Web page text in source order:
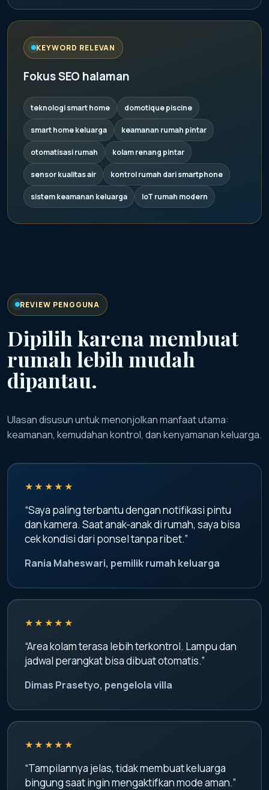
KEYWORD RELEVAN
Fokus SEO halaman
teknologi smart home domotique piscine
smart home keluarga keamanan rumah pintar
otomatisasi rumah kolam renang pintar
sensor kualitas air kontrol rumah dari smartphone
sistem keamanan keluarga IoT rumah modern
REVIEW PENGGUNA
Dipilih karena membuat
rumah lebih mudah
dipantau.
Ulasan disusun untuk menonjolkan manfaat utama:
keamanan, kemudahan kontrol, dan kenyamanan keluarga.
★★★★★
“Saya paling terbantu dengan notifikasi pintu
dan kamera. Saat anak-anak di rumah, saya bisa
cek kondisi dari ponsel tanpa ribet.”
Rania Maheswari, pemilik rumah keluarga
★★★★★
“Area kolam terasa lebih terkontrol. Lampu dan
jadwal perangkat bisa dibuat otomatis.”
Dimas Prasetyo, pengelola villa
★★★★★
“Tampilannya jelas, tidak membuat keluarga
bingung saat ingin mengaktifkan mode aman.”